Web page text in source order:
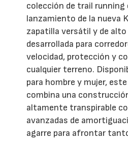
colección de trail running
lanzamiento de la nueva
zapatilla versátil y de
desarrollada para
velocidad, protección y
cualquier terreno.
para hombre y mujer,
combina una
altamente transpirable
avanzadas de
agarre para afrontar